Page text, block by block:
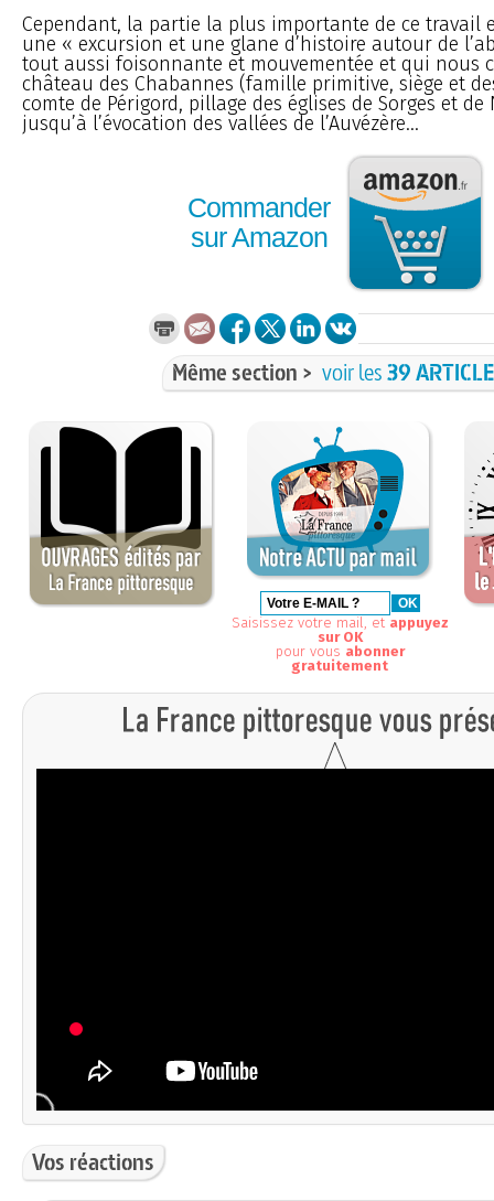
Cependant, la partie la plus importante de ce travail
une « excursion et une glane d’histoire autour de
tout aussi foisonnante et mouvementée et qui nous
château des Chabannes (famille primitive, siège et
comte de Périgord, pillage des églises de Sorges et de
jusqu’à l’évocation des vallées de l’Auvézère...
Commander
sur Amazon
Même section > voir les39
Saisissez votre mail, et appuyez
sur OK
pour vous abonner
gratuitement
Vos réactions